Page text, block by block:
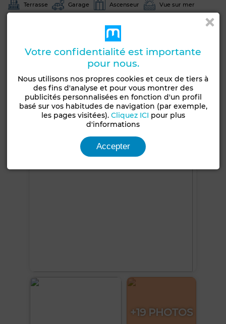
Terrasse Garage Ascenseur Vue sur mer
Salon européen
Antenne parabolique Climatisation
Sécurité
Porte blindée Cuisine équipée Réfrigérateur
Four TV Machine à laver Internet
Voir plus de photos
+19 PHOTOS
Votre confidentialité est importante
pour nous.
Nous utilisons nos propres cookies et ceux de tiers à
des fins d'analyse et pour vous montrer des
publicités personnalisées en fonction d'un profil
basé sur vos habitudes de navigation (par exemple,
les pages visitées). Cliquez ICI pour plus
d'informations
Accepter